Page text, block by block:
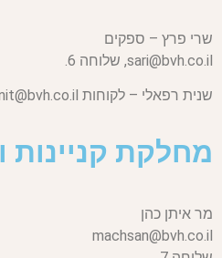
שרי פרץ – ספקים
sari@bvh.co.il, שלוחה 6.
שנית רפאלי – לקוחות
מחלקת קניינות
מר איתן כהן
machsan@bvh.co.il